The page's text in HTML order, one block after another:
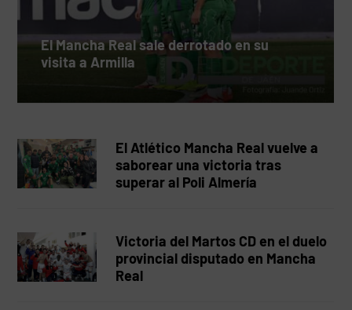
El Mancha Real sale derrotado en su
visita a Armilla
El Atlético Mancha Real vuelve a
saborear una victoria tras
superar al Poli Almería
Victoria del Martos CD en el duelo
provincial disputado en Mancha
Real